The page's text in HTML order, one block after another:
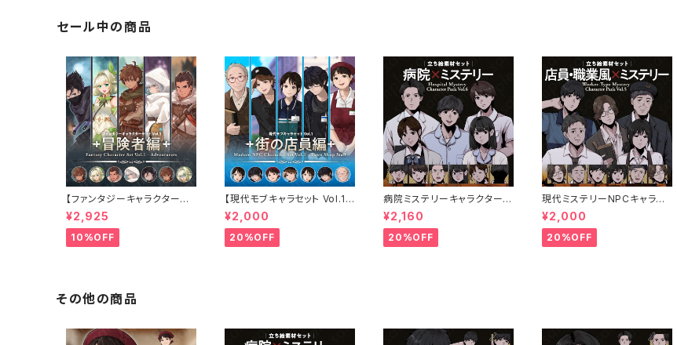
セール中の商品
【ファンタジーキャラクターセ
ット Vol.1 冒険者編】冒険者・
弓使い・戦士・僧侶・アサシン
の立ち絵素材5人セット・表情
差分あり
¥2,925
10%OFF
【現代モブキャラセット Vol.1
街の店員編】コンビニ・ファス
トフード・スーパー・古本屋・オ
タク店員の立ち絵素材5人セ
ット・表情差分あり
¥2,000
20%OFF
病院ミステリーキャラクター5
体セットの立ち絵素材｜医師・
看護師・患者・受付
¥2,160
20%OFF
現代ミステリーNPCキャラク
ター5体セット｜店員・運転手・
情報屋・TRPG向け立ち絵素
材
¥2,000
20%OFF
その他の商品